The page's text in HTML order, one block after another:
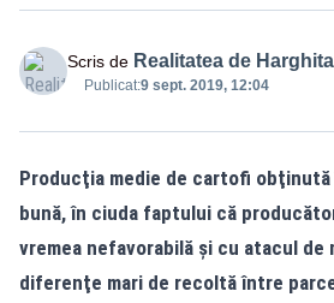
Scris de Realitatea de Harghita
Publicat:9 sept. 2019, 12:04
Producţia medie de cartofi
bună, în ciuda faptului că
vremea nefavorabilă şi cu atacul de
diferenţe mari de recoltă între